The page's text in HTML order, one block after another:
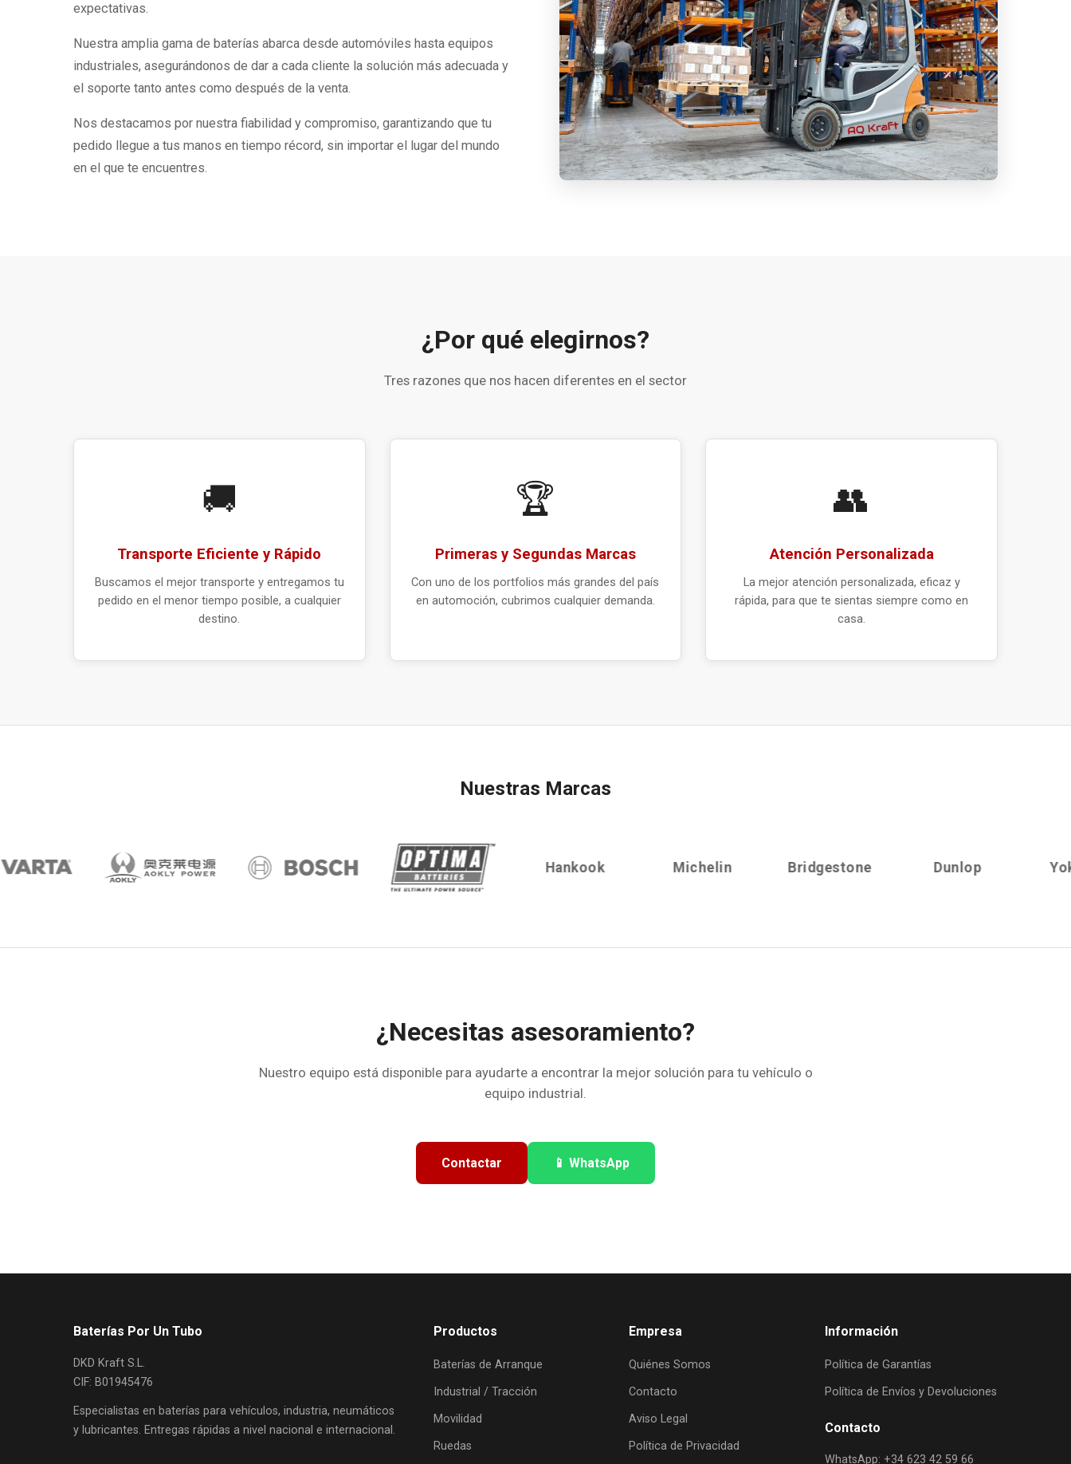
expectativas.
Nuestra amplia gama de baterías abarca desde automóviles hasta equipos
industriales, asegurándonos de dar a cada cliente la solución más adecuada y
el soporte tanto antes como después de la venta.
Nos destacamos por nuestra fiabilidad y compromiso, garantizando que tu
pedido llegue a tus manos en tiempo récord, sin importar el lugar del mundo
en el que te encuentres.
¿Por qué elegirnos?
Tres razones que nos hacen diferentes en el sector
🚚
Transporte Eficiente y Rápido
Buscamos el mejor transporte y entregamos tu
pedido en el menor tiempo posible, a cualquier
destino.
🏆
Primeras y Segundas Marcas
Con uno de los portfolios más grandes del país
en automoción, cubrimos cualquier demanda.
👥
Atención Personalizada
La mejor atención personalizada, eficaz y
rápida, para que te sientas siempre como en
casa.
Nuestras Marcas
Hankook Michelin Bridgestone Yokohama
¿Necesitas asesoramiento?
Nuestro equipo está disponible para ayudarte a encontrar la mejor solución para tu vehículo o
equipo industrial.
Contactar 📱 WhatsApp
Baterías Por Un Tubo
DKD Kraft S.L.
CIF: B01945476
Especialistas en baterías para vehículos, industria, neumáticos
y lubricantes. Entregas rápidas a nivel nacional e internacional.
Productos
Baterías de Arranque
Industrial / Tracción
Movilidad
Ruedas
Empresa
Quiénes Somos
Contacto
Aviso Legal
Política de Privacidad
Información
Política de Garantías
Política de Envíos y Devoluciones
Contacto
WhatsApp: +34 623 42 59 66